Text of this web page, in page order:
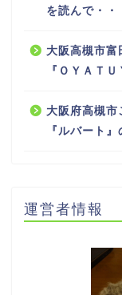
を読んで・・
大阪高槻市富
『ＯＹＡＴ
大阪府高槻市
『ルバート
運営者情報